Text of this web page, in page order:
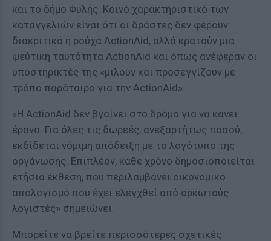
και το δήμο Φυλής. Κοινό χαρακτηριστικό των
καταγγελιών είναι ότι οι δράστες δεν φέρουν
διακριτικά ή ρούχα ActionAid, αλλά κρατούν μια
ψεύτικη ταυτότητα ActionAid και όπως ανέφεραν οι
υποστηρικτές της «μιλούν και προσεγγίζουν με
τρόπο παράταιρο για την ActionAid».
«Η ActionAid δεν βγαίνει στο δρόμο για να κάνει
έρανο. Για όλες τις δωρεές, ανεξαρτήτως ποσού,
εκδίδεται νόμιμη απόδειξη με το λογότυπο της
οργάνωσης. Επιπλέον, κάθε χρόνο δημοσιοποιείται
ετήσια έκθεση, που περιλαμβάνει οικονομικό
απολογισμό που έχει ελεγχθεί από ορκωτούς
λογιστές» σημειώνει.
Μπορείτε να βρείτε περισσότερες σχετικές